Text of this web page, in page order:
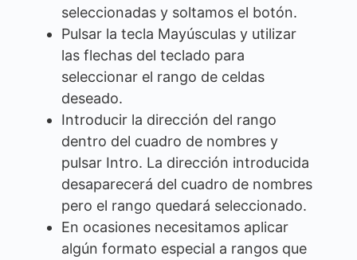
seleccionadas y soltamos el botón.
Pulsar la tecla Mayúsculas y utilizar
las flechas del teclado para
seleccionar el rango de celdas
deseado.
Introducir la dirección del rango
dentro del cuadro de nombres y
pulsar Intro. La dirección introducida
desaparecerá del cuadro de nombres
pero el rango quedará seleccionado.
En ocasiones necesitamos aplicar
algún formato especial a rangos que